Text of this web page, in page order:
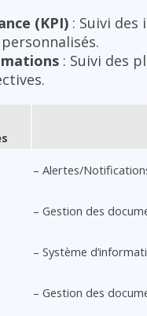
(KPI) : Suivi des
: Suivi des
– Alertes/
– Gestion des
– Système
– Gestion des